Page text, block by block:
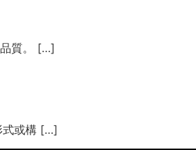
品質。 […]
式或構 […]